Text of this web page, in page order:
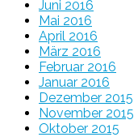
Juni 2016
Mai 2016
April 2016
März 2016
Februar 2016
Januar 2016
Dezember 2015
November 2015
Oktober 2015